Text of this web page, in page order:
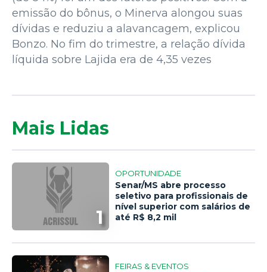
emissão do bônus, o Minerva alongou suas
dívidas e reduziu a alavancagem, explicou
Bonzo. No fim do trimestre, a relação dívida
líquida sobre Lajida era de 4,35 vezes
Mais Lidas
1
OPORTUNIDADE
Senar/MS abre processo
seletivo para profissionais de
nível superior com salários de
até R$ 8,2 mil
FEIRAS & EVENTOS